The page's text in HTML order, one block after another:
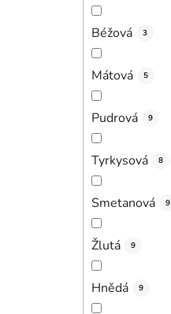
Béžová 3
Mátová 5
Pudrová 9
Tyrkysová 8
Smetanová 9
Žlutá 9
Hnědá 9